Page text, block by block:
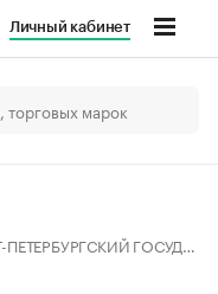
Личный кабинет
ГУАП,ФГАОУ ВО ГУАП,ФГАОУ ВО «САНКТ-ПЕТЕРБУРГСКИЙ ГОСУДАРСТВЕННЫЙ УНИВЕРСИТЕТ АЭРОКОСМИЧЕСКОГО ПРИБОРОСТРОЕНИЯ»,САНКТ-ПЕТЕРБУРГСКИЙ ГОСУДАРСТВЕННЫЙ УНИВЕРСИТЕТ АЭРОКОСМИЧЕСКОГО ПРИБОРОСТРОЕНИЯ